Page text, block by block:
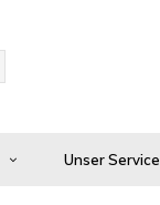
Unser Service